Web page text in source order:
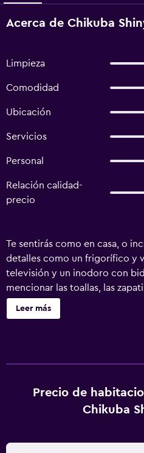
Acerca de Chikuba
Limpieza
Comodidad
Ubicación
Servicios
Personal
Relación calidad-
precio
Te sentirás como en casa, o
detalles como un frigorífico y
televisión y un inodoro con
mencionar las toallas, las
y los artículos de higiene
Leer más
Precio de
Chikuba